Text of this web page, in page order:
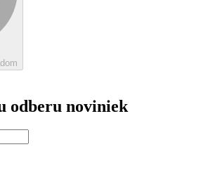
odberu noviniek